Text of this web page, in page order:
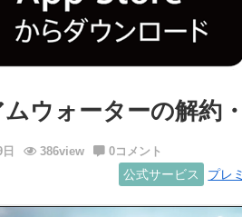
ウォーターの解約
386view 0コメント
公式サービス プレ